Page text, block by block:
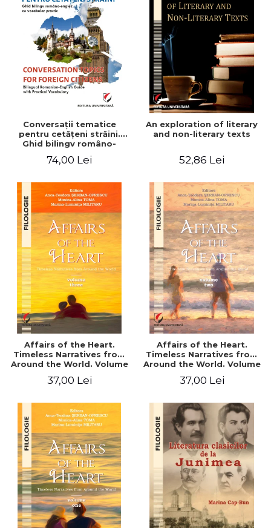
Conversaţii tematice
pentru cetăţeni străini.
Ghid bilingv româno-
practic/Conversation
Bilingual Romanian-English
guide with practical
vocabulary
74,00 Lei
An exploration of literary
and non-literary texts
52,86 Lei
Affairs of the Heart.
Timeless Narratives from
Around the World. Volume
37,00 Lei
Affairs of the Heart.
Timeless Narratives from
Around the World. Volume
37,00 Lei